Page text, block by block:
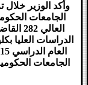
وأكد الوزير
الجامعات
الدراسات العليا
الجامعات